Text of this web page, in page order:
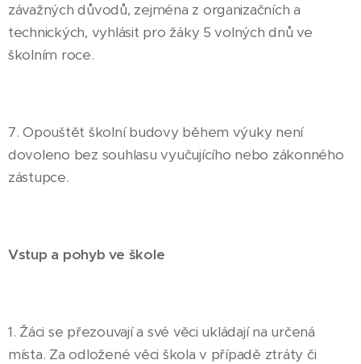
závažných důvodů, zejména z organizačních a
technických, vyhlásit pro žáky 5 volných dnů ve
školním roce.
7. Opouštět školní budovy během výuky není
dovoleno bez souhlasu vyučujícího nebo zákonného
zástupce.
Vstup a pohyb ve škole
1. Žáci se přezouvají a své věci ukládají na určená
místa. Za odložené věci škola v případě ztráty či